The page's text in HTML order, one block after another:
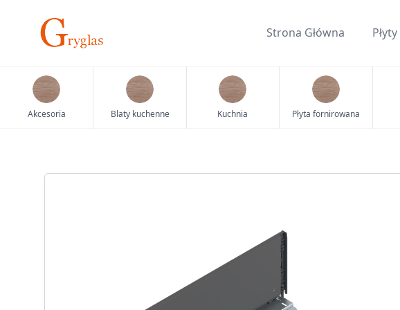
Strona Główna Płyty
Akcesoria Blaty kuchenne Kuchnia Płyta fornirowana